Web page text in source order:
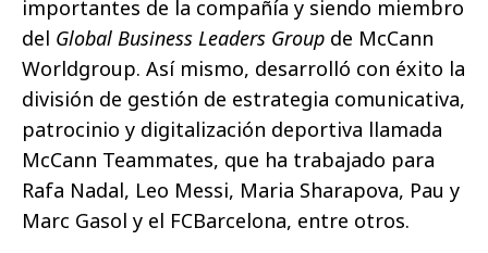
importantes de la compañía y siendo miembro
del Global Business Leaders Group de McCann
Worldgroup. Así mismo, desarrolló con éxito la
división de gestión de estrategia comunicativa,
patrocinio y digitalización deportiva llamada
McCann Teammates, que ha trabajado para
Rafa Nadal, Leo Messi, Maria Sharapova, Pau y
Marc Gasol y el FCBarcelona, entre otros.